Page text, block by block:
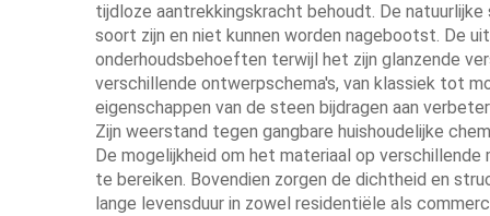
tijdloze aantrekkingskracht behoudt. De
soort zijn en niet kunnen worden nagebootst. De
onderhoudsbehoeften terwijl het zijn glanzende
verschillende ontwerpschema's, van klassiek tot
eigenschappen van de steen bijdragen aan
Zijn weerstand tegen gangbare huishoudelijke
De mogelijkheid om het materiaal op
te bereiken. Bovendien zorgen de dichtheid en
lange levensduur in zowel residentiële als